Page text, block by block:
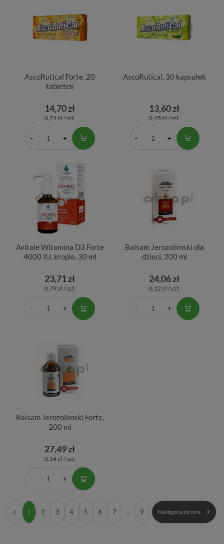
AscoRutical Forte, 20
tabletek
14,70 zł
0,74 zł / szt.
AscoRutical, 30 kapsułek
13,60 zł
0,45 zł / szt.
Avitale Witamina D3 Forte
4000 IU, krople, 30 ml
23,71 zł
0,79 zł / szt.
Balsam Jerozolimski dla
dzieci, 200 ml
24,06 zł
0,12 zł / szt.
Balsam Jerozolimski Forte,
200 ml
27,49 zł
0,14 zł / szt.
1 2 3 4 5 6 7 ... 9 Następna strona